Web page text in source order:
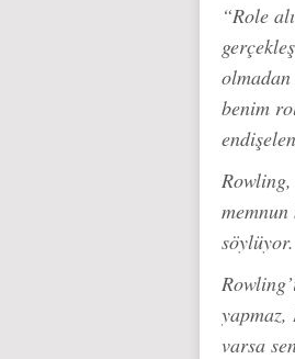
“Role
olmadan
benim
söylüyor.
yapmaz,
varsa